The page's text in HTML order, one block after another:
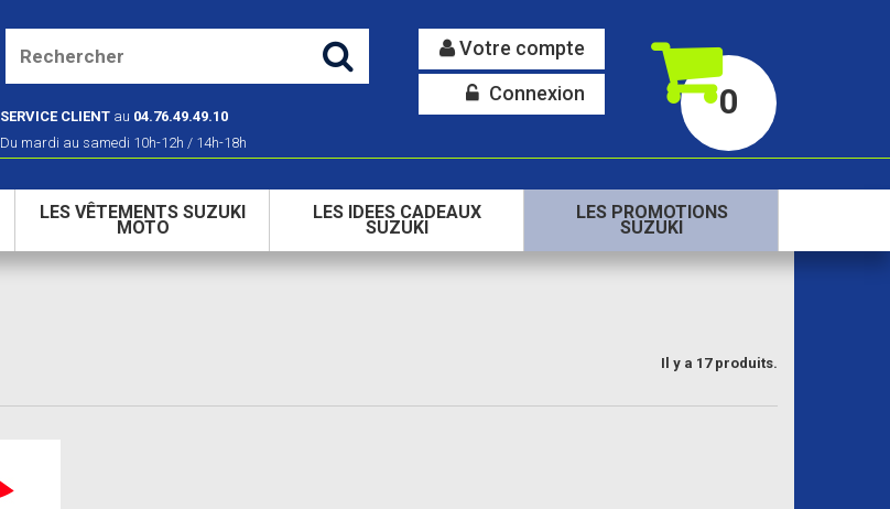
0
Votre compte
Connexion
SERVICE CLIENT au 04.76.49.49.10
Du mardi au samedi 10h-12h / 14h-18h
LES VÊTEMENTS SUZUKI
MOTO
LES IDEES CADEAUX
SUZUKI
LES PROMOTIONS
SUZUKI
Il y a 17 produits.